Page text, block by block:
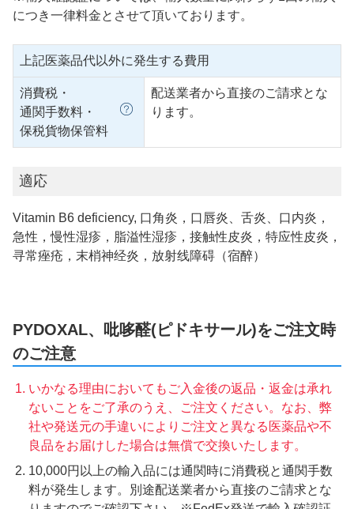
につき一律料金とさせて頂いております。
上記医薬品代以外に発生する費用
消費税・
通関手数料・
保税貨物保管料
配送業者から直接のご請求とな
ります。
適応
Vitamin B6 deficiency, 口角炎，口唇炎、舌炎、口内炎，
急性，慢性湿疹，脂溢性湿疹，接触性皮炎，特应性皮炎，
寻常痤疮，末梢神经炎，放射线障碍（宿醉）
PYDOXAL、吡哆醛(ピドキサール)をご注文時
のご注意
いかなる理由においてもご入金後の返品・返金は承れ
ないことをご了承のうえ、ご注文ください。なお、弊
社や発送元の手違いによりご注文と異なる医薬品や不
良品をお届けした場合は無償で交換いたします。
10,000円以上の輸入品には通関時に消費税と通関手数
料が発生します。別途配送業者から直接のご請求とな